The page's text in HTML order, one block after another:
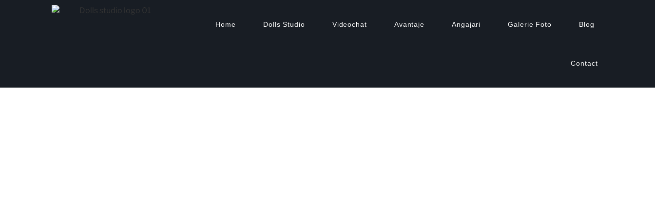
Home Dolls Studio Videochat Avantaje Angajari Galerie Foto Blog
Contact